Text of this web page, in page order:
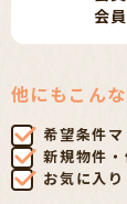
会
他にもこん
希望条件
新規物件
お気に入